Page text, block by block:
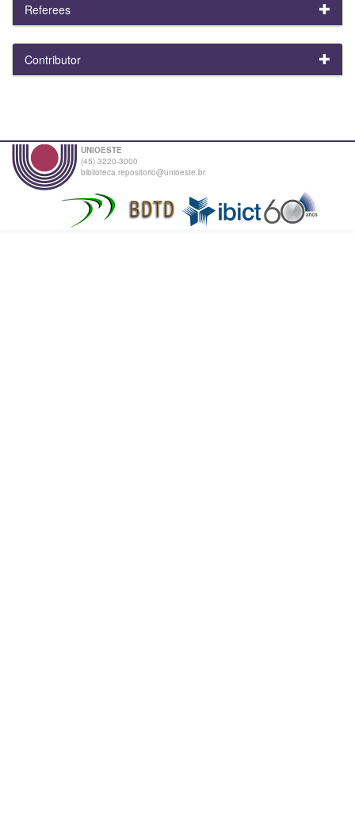
Referees
Contributor
UNIOESTE
(45) 3220-3000
biblioteca.repositorio@unioeste.br